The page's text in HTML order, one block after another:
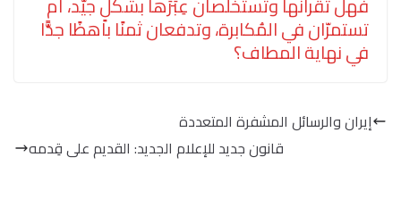
تستمرّان في المُكابرة، وتدفعان ثمنًا باهظًا جدًّا
في نهاية المطاف؟
إيران والرسائل المشفرة المتعددة
قانون جديد للإعلام الجديد: القديم على قِدمه